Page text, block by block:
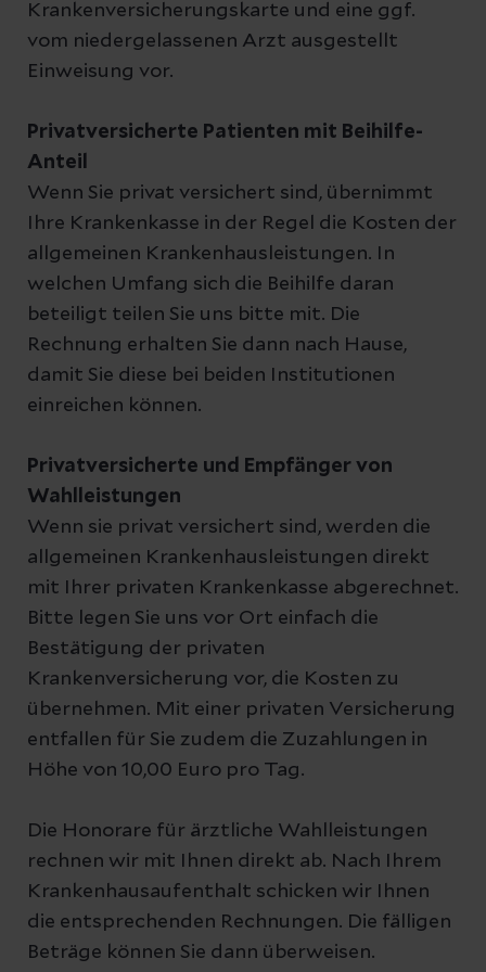
Krankenversicherungskarte und eine ggf.
vom niedergelassenen Arzt ausgestellt
Einweisung vor.
Privatversicherte Patienten mit Beihilfe-
Anteil
Wenn Sie privat versichert sind, übernimmt
Ihre Krankenkasse in der Regel die Kosten der
allgemeinen Krankenhausleistungen. In
welchen Umfang sich die Beihilfe daran
beteiligt teilen Sie uns bitte mit. Die
Rechnung erhalten Sie dann nach Hause,
damit Sie diese bei beiden Institutionen
einreichen können.
Privatversicherte und Empfänger von
Wahlleistungen
Wenn sie privat versichert sind, werden die
allgemeinen Krankenhausleistungen direkt
mit Ihrer privaten Krankenkasse abgerechnet.
Bitte legen Sie uns vor Ort einfach die
Bestätigung der privaten
Krankenversicherung vor, die Kosten zu
übernehmen. Mit einer privaten Versicherung
entfallen für Sie zudem die Zuzahlungen in
Höhe von 10,00 Euro pro Tag.
Die Honorare für ärztliche Wahlleistungen
rechnen wir mit Ihnen direkt ab. Nach Ihrem
Krankenhausaufenthalt schicken wir Ihnen
die entsprechenden Rechnungen. Die fälligen
Beträge können Sie dann überweisen.